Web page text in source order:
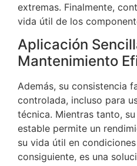
extremas. Finalmente,
vida útil de los
Aplicación
Mantenimiento
Además, su consistencia
controlada, incluso para
técnica. Mientras tanto,
estable permite un
su vida útil en
consiguiente, es una